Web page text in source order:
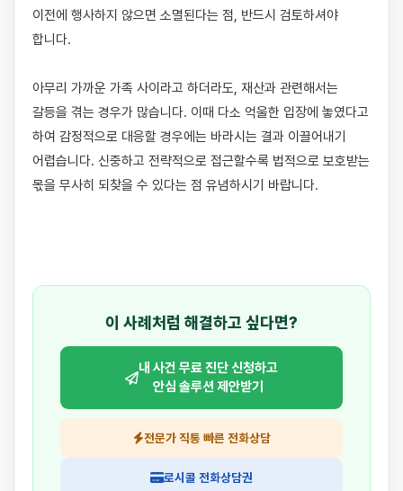
이전에 행사하지 않으면 소멸된다는 점, 반드시 검토하셔야
합니다.
아무리 가까운 가족 사이라고 하더라도, 재산과 관련해서는
갈등을 겪는 경우가 많습니다. 이때 다소 억울한 입장에 놓였다고
하여 감정적으로 대응할 경우에는 바라시는 결과 이끌어내기
어렵습니다. 신중하고 전략적으로 접근할수록 법적으로 보호받는
몫을 무사히 되찾을 수 있다는 점 유념하시기 바랍니다.
이 사례처럼 해결하고 싶다면?
내 사건 무료 진단 신청하고
안심 솔루션 제안받기
전문가 직통 빠른 전화상담
로시콜 전화상담권